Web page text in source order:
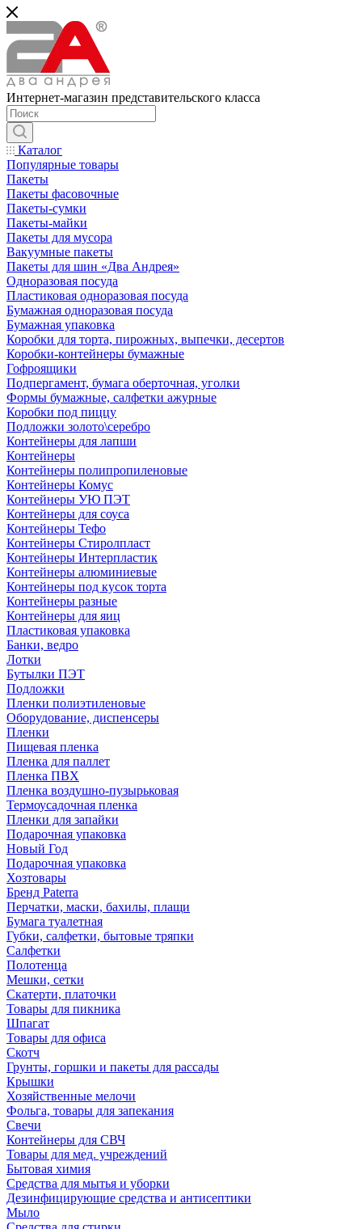
Интернет-магазин представительского класса
Каталог
Популярные товары
Пакеты
Пакеты фасовочные
Пакеты-сумки
Пакеты-майки
Пакеты для мусора
Вакуумные пакеты
Пакеты для шин «Два Андрея»
Одноразовая посуда
Пластиковая одноразовая посуда
Бумажная одноразовая посуда
Бумажная упаковка
Коробки для торта, пирожных, выпечки, десертов
Коробки-контейнеры бумажные
Гофроящики
Подпергамент, бумага оберточная, уголки
Формы бумажные, салфетки ажурные
Коробки под пиццу
Подложки золото\серебро
Контейнеры для лапши
Контейнеры
Контейнеры полипропиленовые
Контейнеры Комус
Контейнеры УЮ ПЭТ
Контейнеры для соуса
Контейнеры Тефо
Контейнеры Стиролпласт
Контейнеры Интерпластик
Контейнеры алюминиевые
Контейнеры под кусок торта
Контейнеры разные
Контейнеры для яиц
Пластиковая упаковка
Банки, ведро
Лотки
Бутылки ПЭТ
Подложки
Пленки полиэтиленовые
Оборудование, диспенсеры
Пленки
Пищевая пленка
Пленка для паллет
Пленка ПВХ
Пленка воздушно-пузырьковая
Термоусадочная пленка
Пленки для запайки
Подарочная упаковка
Новый Год
Подарочная упаковка
Хозтовары
Бренд Paterra
Перчатки, маски, бахилы, плащи
Бумага туалетная
Губки, салфетки, бытовые тряпки
Салфетки
Полотенца
Мешки, сетки
Скатерти, платочки
Товары для пикника
Шпагат
Товары для офиса
Скотч
Грунты, горшки и пакеты для рассады
Крышки
Хозяйственные мелочи
Фольга, товары для запекания
Свечи
Контейнеры для СВЧ
Товары для мед. учреждений
Бытовая химия
Средства для мытья и уборки
Дезинфицирующие средства и антисептики
Мыло